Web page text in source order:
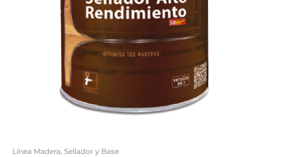
Línea Madera, Sellador y Base